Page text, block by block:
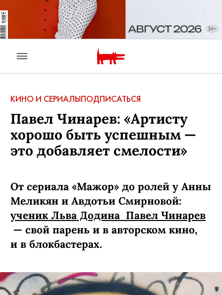
КИНО И СЕРИАЛЫПОДПИСАТЬСЯ
Павел Чинарев: «Артисту
хорошо быть успешным —
это добавляет смелости»
От сериала «Мажор» до ролей у Анны
Меликян и Авдотьи Смирновой:
ученик Льва Додина Павел Чинарев
— свой парень и в авторском кино,
и в блокбастерах.